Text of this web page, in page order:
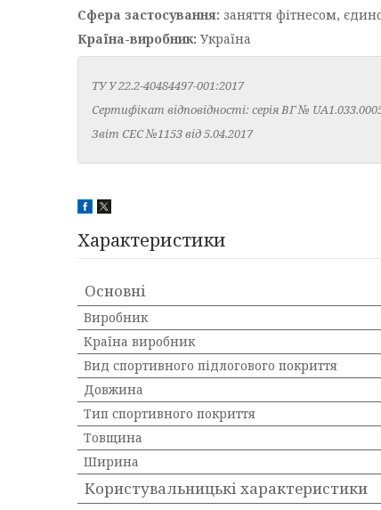
Сфера застосування: заняття фітнесом,
Країна-виробник: Україна
ТУ У 22.2-40484497-001:2017
Сертифікат відповідності: серія ВГ №
Звіт СЕС №1153 від 5.04.2017
Характеристики
Основні
Виробник
Країна виробник
Вид спортивного підлогового покриття
Довжина
Тип спортивного покриття
Товщина
Ширина
Користувальницькі характеристики